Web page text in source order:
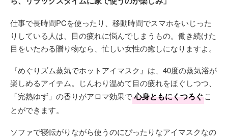
仕事で長時間PCを使ったり、移動時間でスマホをいじった
りしている人は、目の疲れに悩んでしまうもの。働き続けた
目をいたわる贈り物なら、忙しい女性の癒しになりますよ。
『めぐりズム蒸気でホットアイマスク』は、40度の蒸気浴が
楽しめるアイテム。じんわり温めて目の疲れをほぐしつつ、
「完熟ゆず」の香りがアロマ効果で心身ともにくつろぐこ
とができます。
ソファで寝転がりながら使うのにぴったりなアイマスクなの